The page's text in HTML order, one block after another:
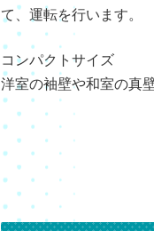
て、運転を行います。
コンパクトサイズ
洋室の袖壁や和室の真